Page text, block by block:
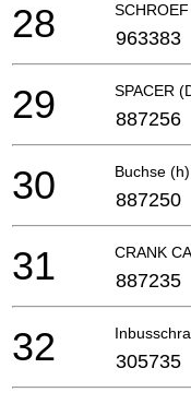
28 963383
SPACER
29 887256
Buchse (h)
30 887250
CRANK
31 887235
32 305735